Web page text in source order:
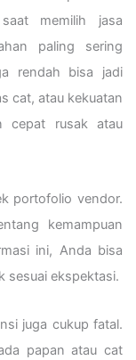
memilih jasa
paling sering
rendah bisa jadi
cat, atau kekuatan
cepat rusak atau
portofolio vendor.
kemampuan
ini, Anda bisa
sesuai ekspektasi.
juga cukup fatal.
papan atau cat